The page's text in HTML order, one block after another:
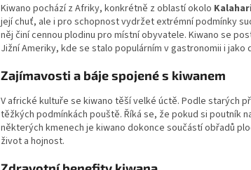
Kiwano pochází z Afriky, konkrétně z oblastí okolo Kalahari
její chuť, ale i pro schopnost vydržet extrémní podmínky
něj činí cennou plodinu pro místní obyvatele. Kiwano se
Jižní Ameriky, kde se stalo populárním v gastronomii i jako
Zajímavosti a báje spojené s kiwanem
V africké kultuře se kiwano těší velké úctě. Podle starých
těžkých podmínkách pouště. Říká se, že pokud si poutník
některých kmenech je kiwano dokonce součástí obřadů
život a hojnost.